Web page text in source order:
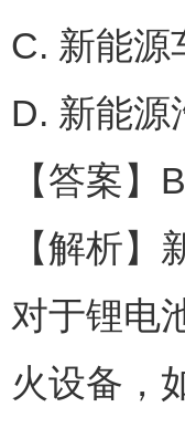
C. 新能源
D. 新能源
【答案】B
【解析
对于锂电
火设备，